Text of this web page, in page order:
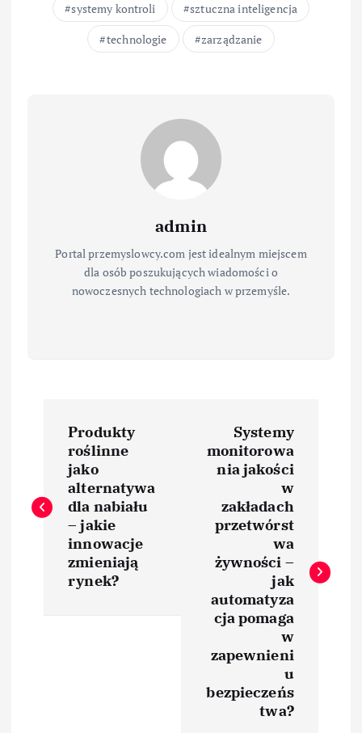
systemy kontroli
sztuczna inteligencja
technologie
zarządzanie
admin
Portal przemyslowcy.com jest idealnym miejscem
dla osób poszukujących wiadomości o
nowoczesnych technologiach w przemyśle.
w
Produkty
roślinne
jako
alternatywa
dla nabiału
– jakie
innowacje
zmieniają
rynek?
Systemy
monitorowa
nia jakości
w
zakładach
przetwórst
wa
żywności –
jak
automatyza
cja pomaga
w
zapewnieni
u
bezpieczeńs
twa?